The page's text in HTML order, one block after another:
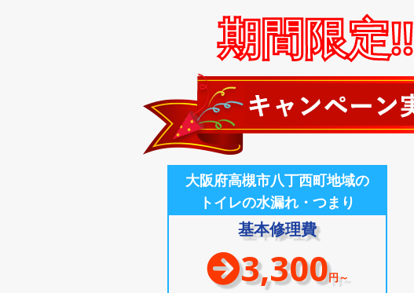
期間限定!!
大阪府高槻市八丁西町地域の
トイレの水漏れ・つまり
基本修理費
3,300円～